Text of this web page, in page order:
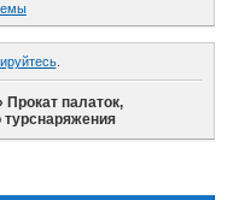
.
Прокат палаток,
турснаряжения